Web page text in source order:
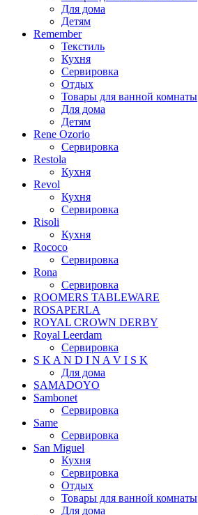
Для дома
Детям
Remember
Текстиль
Кухня
Сервировка
Отдых
Товары для ванной комнаты
Для дома
Детям
Rene Ozorio
Сервировка
Restola
Кухня
Revol
Кухня
Сервировка
Risoli
Кухня
Rococo
Сервировка
Rona
Сервировка
ROOMERS TABLEWARE
ROSAPERLA
ROYAL CROWN DERBY
Royal Leerdam
Сервировка
S K A N D I N A V I S K
Для дома
SAMADOYO
Sambonet
Сервировка
Same
Сервировка
San Miguel
Кухня
Сервировка
Отдых
Товары для ванной комнаты
Для дома